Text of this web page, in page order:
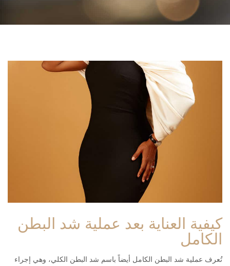
كيفية العناية بعد عملية شد البطن
الكامل
تُعرف عملية شد البطن الكامل أيضاً باسم شد البطن الكلي، وهي إجراء